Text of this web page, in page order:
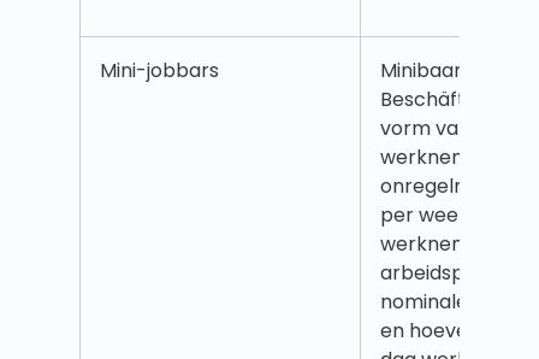
Mini-jobbars
Minibaan
Beschäftigung)
vorm van
werknemers die
onregelmatige
per week
werknemers
nominale uren
en hoeveel zij